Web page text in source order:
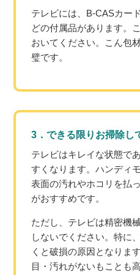
テレビには、B-CASカー
どの付属品があります。
おいてください。こん包
璧です。
3．できる限りお掃除し
テレビはキレイな状態で
すくなります。ハンディ
表面の汚れやホコリを払
がおすすめです。
ただし、テレビは精密機
しないでください。特に
くと破損の原因となりま
目・汚れがないもことも